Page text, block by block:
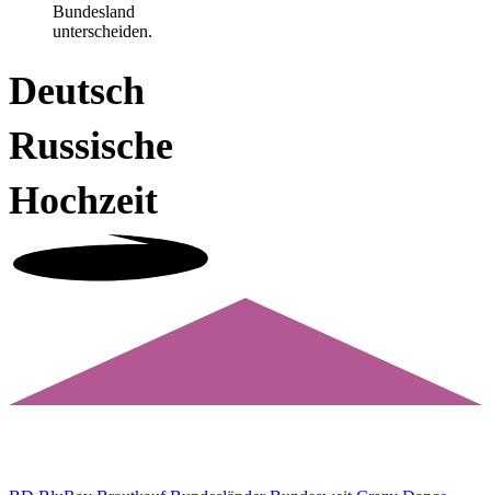
Bundesland
unterscheiden.
Deutsch
Russische
Hochzeit